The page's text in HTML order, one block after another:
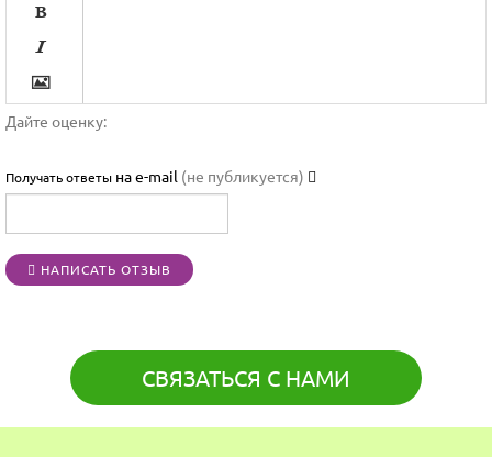







Дайте оценку:
Получать ответы на e-mail (не публикуется)
НАПИСАТЬ ОТЗЫВ
СВЯЗАТЬСЯ С НАМИ